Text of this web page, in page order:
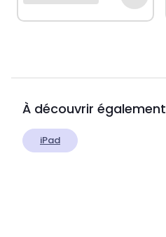
À découvrir également
iPad